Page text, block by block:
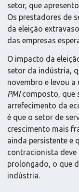
setor, que
Os prestadores de
da eleição
das empresas
O impacto da
setor da indústria,
novembro e levou
PMIcomposto, que
arrefecimento da
é que o setor de
crescimento mais
ainda persistente e
contracionista deve
prolongado, o que
indústria.